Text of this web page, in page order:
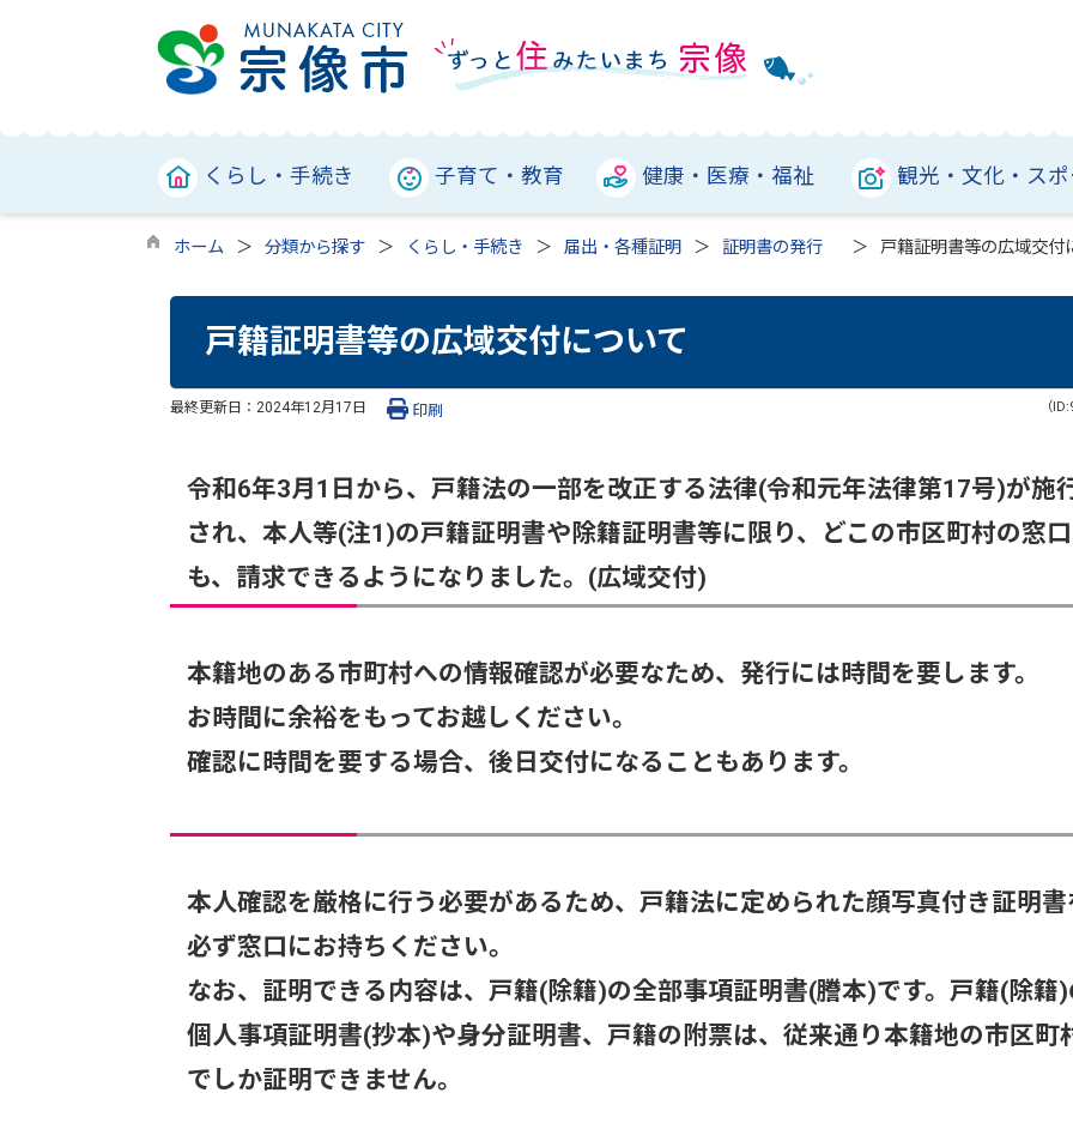
くらし・手続き 子育て・教育 健康・医療・福祉 観光・文化・ス
ホーム 分類から探す くらし・手続き 届出・各種証明 証明書の発行 戸籍証明書等の広域交付
戸籍証明書等の広域交付について
最終更新日： 2024年12月17日 （
印刷
令和6年3月1日から、戸籍法の一部を改正する法律(令和元年法律第17号)が施
され、本人等(注1)の戸籍証明書や除籍証明書等に限り、どこの市区町村の窓
も、請求できるようになりました。(広域交付)
本籍地のある市町村への情報確認が必要なため、発行には時間を要します。
お時間に余裕をもってお越しください。
確認に時間を要する場合、後日交付になることもあります。
本人確認を厳格に行う必要があるため、戸籍法に定められた顔写真付き証明書
必ず窓口にお持ちください。
なお、証明できる内容は、戸籍(除籍)の全部事項証明書(謄本)です。戸籍(除籍
個人事項証明書(抄本)や身分証明書、戸籍の附票は、従来通り本籍地の市区町
でしか証明できません。